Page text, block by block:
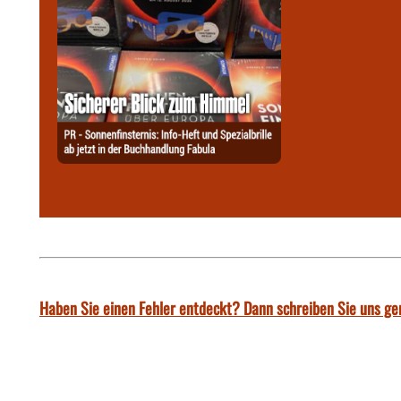
Haben Sie einen Fehler entdeckt? Dann schreiben Sie uns